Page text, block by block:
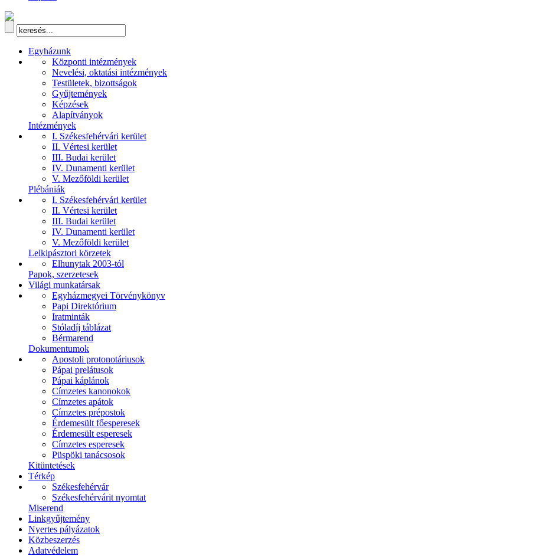
Egyházunk
Központi intézmények
Nevelési, oktatási intézmények
Testületek, bizottságok
Gyűjtemények
Képzések
Alapítványok
Intézmények
I. Székesfehérvári kerület
II. Vértesi kerület
III. Budai kerület
IV. Dunamenti kerület
V. Mezőföldi kerület
Plébániák
I. Székesfehérvári kerület
II. Vértesi kerület
III. Budai kerület
IV. Dunamenti kerület
V. Mezőföldi kerület
Lelkipásztori körzetek
Elhunytak 2003-tól
Papok, szerzetesek
Világi munkatársak
Egyházmegyei Törvénykönyv
Papi Direktórium
Iratminták
Stóladíj táblázat
Bérmarend
Dokumentumok
Apostoli protonotáriusok
Pápai prelátusok
Pápai káplánok
Címzetes kanonokok
Címzetes apátok
Címzetes prépostok
Érdemesült főesperesek
Érdemesült esperesek
Címzetes esperesek
Püspöki tanácsosok
Kitüntetések
Térkép
Székesfehérvár
Székesfehérvárit nyomtat
Miserend
Linkgyűjtemény
Nyertes pályázatok
Közbeszerzés
Adatvédelem